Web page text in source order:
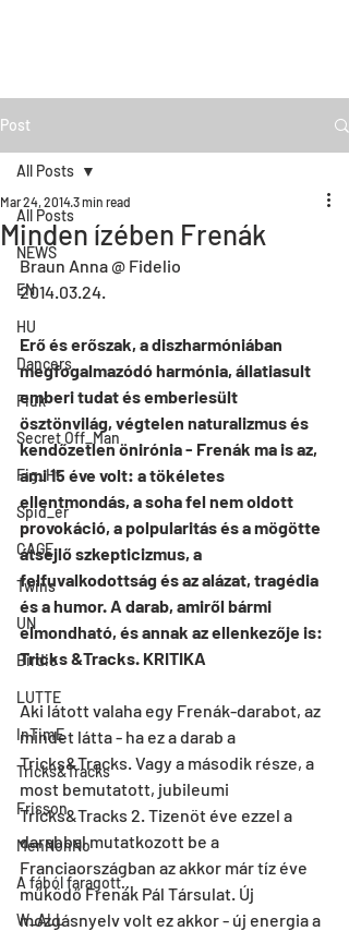
Post
All Posts
NEWS
EN
HU
Dancers
Fiúk
Secret Off_Man
Fig_Ht
Spid_er
CAGE
Twins
UN
Birdie
LUTTE
InTimE
Tricks&Tracks
Frisson
MenNonNo
A fából faragott...
W_ALL
All Posts
Minden ízében Frenák
Mar 24, 20143 min read
Braun Anna @ Fidelio
2014.03.24.
Erő és erőszak, a diszharmóniában
megfogalmazódó harmónia, állatiasult
emberi tudat és emberiesült
ösztönvilág, végtelen naturalizmus és
kendőzetlen önirónia - Frenák ma is az,
ami 15 éve volt: a tökéletes
ellentmondás, a soha fel nem oldott
provokáció, a polpularitás és a mögötte
átsejlő szkepticizmus, a
felfuvalkodottság és az alázat, tragédia
és a humor. A darab, amiről bármi
elmondható, és annak az ellenkezője is:
Tricks &Tracks. KRITIKA
Aki látott valaha egy Frenák-darabot, az
mindet látta - ha ez a darab a
Tricks&Tracks. Vagy a második része, a
most bemutatott, jubileumi
Tricks&Tracks 2. Tizenöt éve ezzel a
darabbal mutatkozott be a
Franciaországban az akkor már tíz éve
működő Frenák Pál Társulat. Új
mozgásnyelv volt ez akkor - új energia a